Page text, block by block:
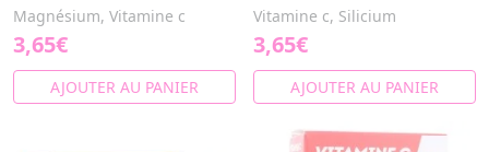
Magnésium, Vitamine c
3,65€
AJOUTER AU PANIER
Vitamine c, Silicium
3,65€
AJOUTER AU PANIER